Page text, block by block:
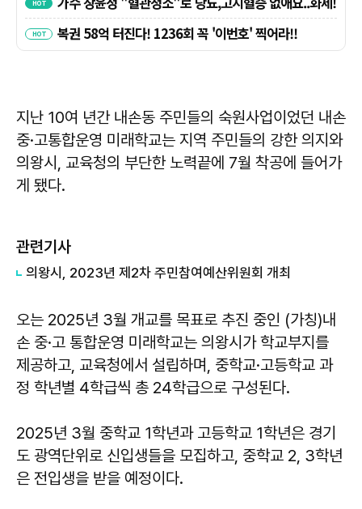
지난 10여 년간 내손동 주민들의 숙원사업이었던 내손
중·고통합운영 미래학교는 지역 주민들의 강한 의지와
의왕시, 교육청의 부단한 노력끝에 7월 착공에 들어가
게 됐다.
관련기사
의왕시, 2023년 제2차 주민참여예산위원회 개최
오는 2025년 3월 개교를 목표로 추진 중인 (가칭)내
손 중·고 통합운영 미래학교는 의왕시가 학교부지를
제공하고, 교육청에서 설립하며, 중학교·고등학교 과
정 학년별 4학급씩 총 24학급으로 구성된다.
2025년 3월 중학교 1학년과 고등학교 1학년은 경기
도 광역단위로 신입생들을 모집하고, 중학교 2, 3학년
은 전입생을 받을 예정이다.